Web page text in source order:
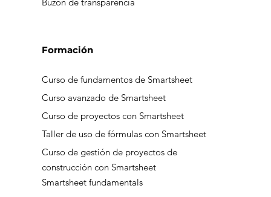
Formación
Curso de fundamentos de Smartsheet
Curso avanzado de Smartsheet
Curso de proyectos con Smartsheet
Taller de uso de fórmulas con Smartsheet
Curso de gestión de proyectos de
construcción con Smartsheet
Smartsheet fundamentals